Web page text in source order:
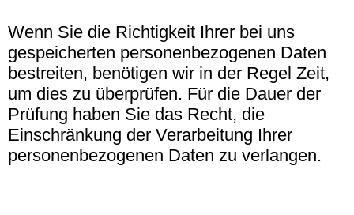
Wenn Sie die Richtigkeit Ihrer bei uns
gespeicherten personenbezogenen Daten
bestreiten, benötigen wir in der Regel Zeit,
um dies zu überprüfen. Für die Dauer der
Prüfung haben Sie das Recht, die
Einschränkung der Verarbeitung Ihrer
personenbezogenen Daten zu verlangen.